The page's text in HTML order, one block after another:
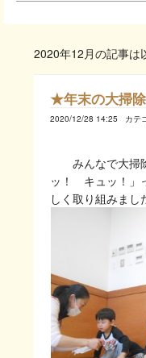
2020年12月の記事は
★年末の大掃
2020/12/28 14:25 カテ
みんなで大掃
ッ！ キュッ！」
しく取り組みま